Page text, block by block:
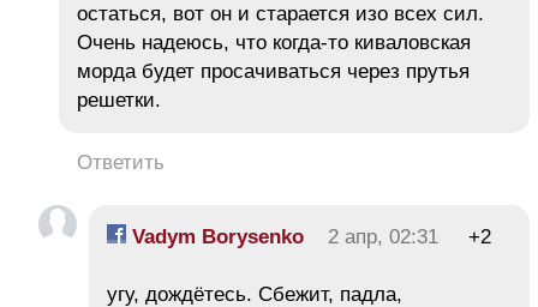
остаться, вот он и старается изо всех сил.
Очень надеюсь, что когда-то киваловская
морда будет просачиваться через прутья
решетки.
Ответить
Vadym Borysenko 2 апр, 02:31 +2
угу, дождётесь. Сбежит, падла,